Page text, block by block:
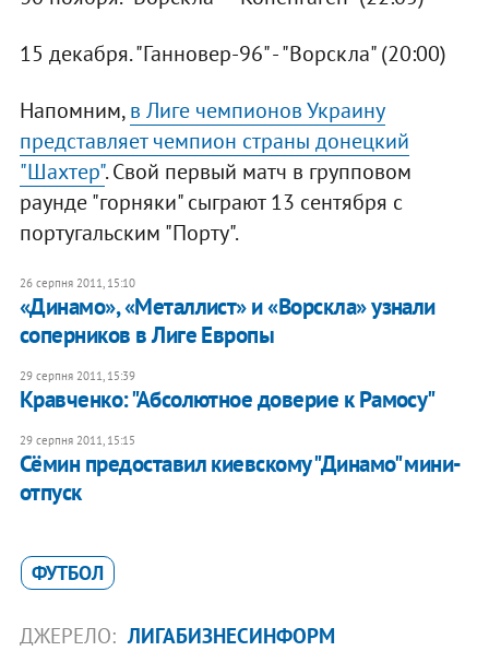
15 декабря. "Ганновер-96" - "Ворскла" (20:00)
Напомним,в Лиге чемпионов Украину
представляет чемпион страны донецкий
"Шахтер". Свой первый матч в групповом
раунде "горняки" сыграют 13 сентября с
португальским "Порту".
26 серпня 2011, 15:10
​«Динамо», «Металлист» и «Ворскла» узнали
соперников в Лиге Европы
29 серпня 2011, 15:39
Кравченко: "Абсолютное доверие к Рамосу"
29 серпня 2011, 15:15
Сёмин предоставил киевскому "Динамо" мини-
отпуск
ФУТБОЛ
ДЖЕРЕЛО: ЛИГАБИЗНЕСИНФОРМ